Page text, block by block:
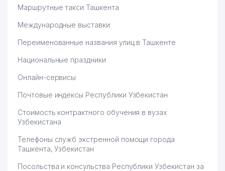
Маршрутные такси Ташкента
Международные выставки
Переименованные названия улиц в Ташкенте
Национальные праздники
Онлайн-сервисы
Почтовые индексы Республики Узбекистан
Стоимость контрактного обучения в вузах
Узбекистана
Телефоны служб экстренной помощи города
Ташкента, Узбекистан
Посольства и консульства Республики Узбекистан за